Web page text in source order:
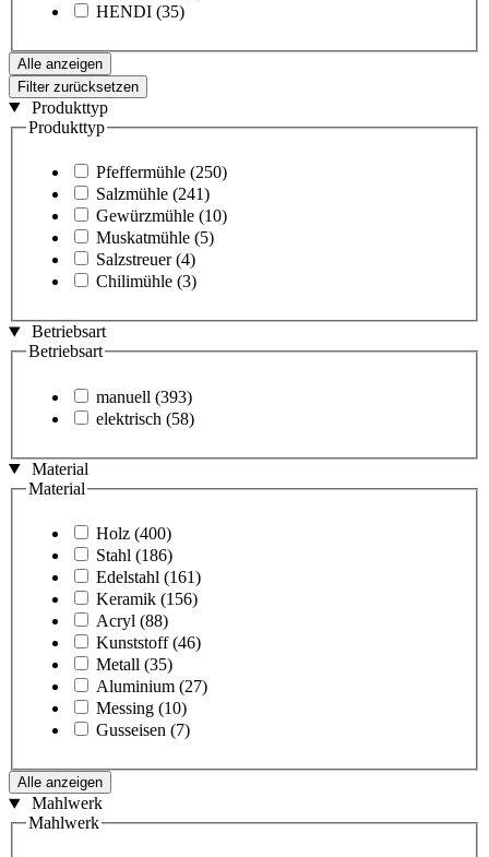
HENDI (35)
Alle anzeigen
Filter zurücksetzen
Produkttyp
Produkttyp
Pfeffermühle (250)
Salzmühle (241)
Gewürzmühle (10)
Muskatmühle (5)
Salzstreuer (4)
Chilimühle (3)
Betriebsart
Betriebsart
manuell (393)
elektrisch (58)
Material
Material
Holz (400)
Stahl (186)
Edelstahl (161)
Keramik (156)
Acryl (88)
Kunststoff (46)
Metall (35)
Aluminium (27)
Messing (10)
Gusseisen (7)
Alle anzeigen
Mahlwerk
Mahlwerk